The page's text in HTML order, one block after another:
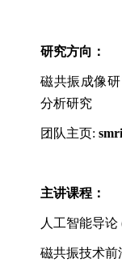
研究方向：
磁共振成像
分析研究
团队主页:
主讲课程：
人工智能导论
磁共振技术前